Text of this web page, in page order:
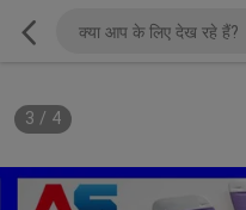
3 / 4